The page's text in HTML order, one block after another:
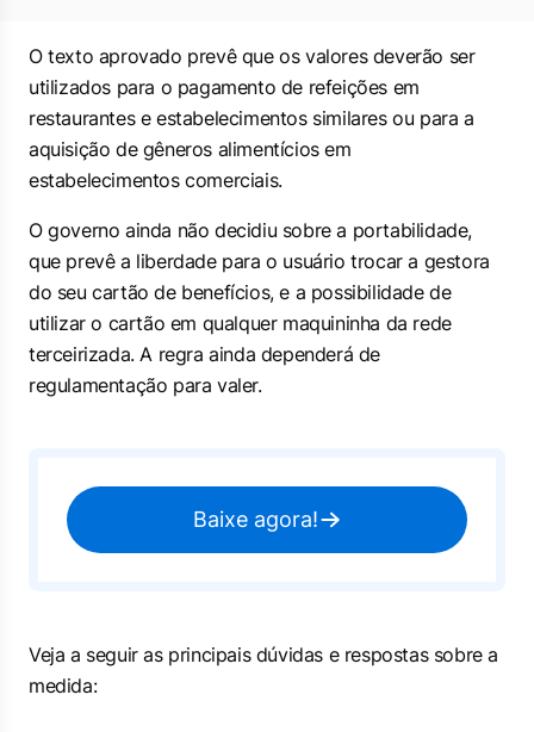
O texto aprovado prevê que os valores deverão ser
utilizados para o pagamento de refeições em
restaurantes e estabelecimentos similares ou para a
aquisição de gêneros alimentícios em
estabelecimentos comerciais.
O governo ainda não decidiu sobre a portabilidade,
que prevê a liberdade para o usuário trocar a gestora
do seu cartão de benefícios, e a possibilidade de
utilizar o cartão em qualquer maquininha da rede
terceirizada. A regra ainda dependerá de
regulamentação para valer.
Baixe agora!
Veja a seguir as principais dúvidas e respostas sobre a
medida: